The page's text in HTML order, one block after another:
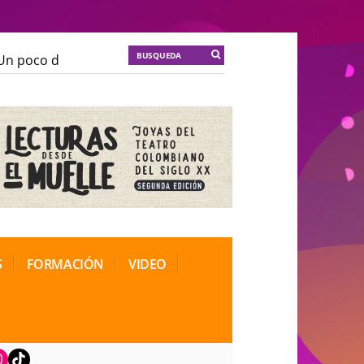
poco de locura para la cordura
Soma
Soma
de Teatro Rosa
FORMACIÓN VIDEO
TikTok